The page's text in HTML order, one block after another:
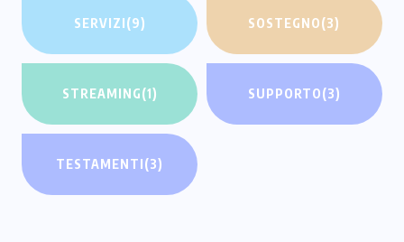
SERVIZI(9) SOSTEGNO(3)
STREAMING(1) SUPPORTO(3)
TESTAMENTI(3)